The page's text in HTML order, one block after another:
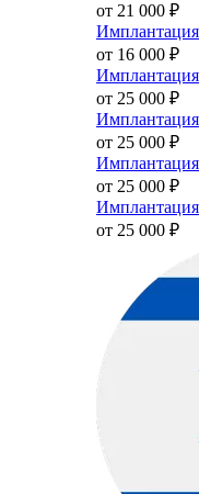
от 21 000 ₽
от 16 000 ₽
от 25 000 ₽
от 25 000 ₽
от 25 000 ₽
от 25 000 ₽